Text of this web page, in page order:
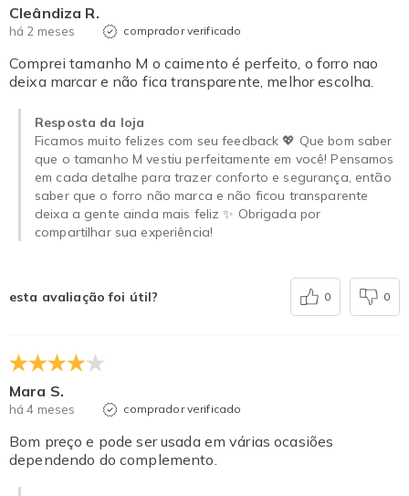
Cleândiza R.
há 2 meses comprador verificado
Comprei tamanho M o caimento é perfeito, o forro nao
deixa marcar e não fica transparente, melhor escolha.
Resposta da loja
Ficamos muito felizes com seu feedback 💖 Que bom saber
que o tamanho M vestiu perfeitamente em você! Pensamos
em cada detalhe para trazer conforto e segurança, então
saber que o forro não marca e não ficou transparente
deixa a gente ainda mais feliz ✨ Obrigada por
compartilhar sua experiência!
esta avaliação foi útil? 0 0
Mara S.
há 4 meses comprador verificado
Bom preço e pode ser usada em várias ocasiões
dependendo do complemento.